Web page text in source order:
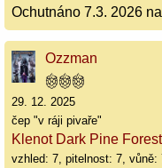
Ochutnáno 7.3. 2026
Ozzman
29. 12. 2025
čep "v ráji pivaře"
Klenot Dark Pine
vzhled: 7, pitelnost: 7,